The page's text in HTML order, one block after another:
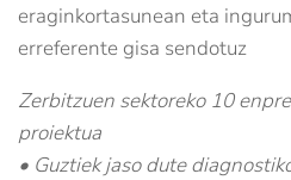
eraginkortasunean eta
erreferente gisa sendotuz
Zerbitzuen sektoreko 10
proiektua
• Guztiek jaso dute